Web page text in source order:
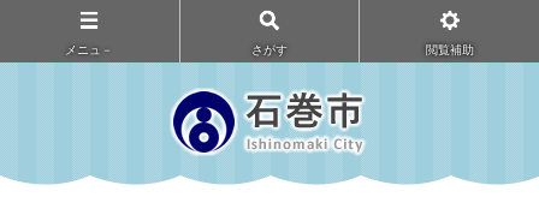
メニュ－ さがす 閲覧補助